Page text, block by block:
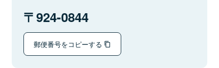
924-0844
郵便番号をコピーする